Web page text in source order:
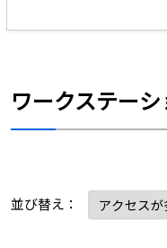
ワークステー
並び替え：